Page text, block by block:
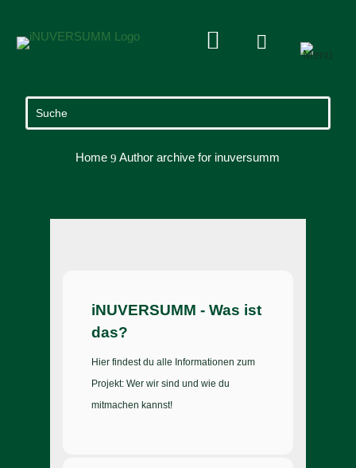
 
Home 9 Author archive for inuversumm
iNUVERSUMM - Was ist
das?
Hier findest du alle Informationen zum
Projekt: Wer wir sind und wie du
mitmachen kannst!